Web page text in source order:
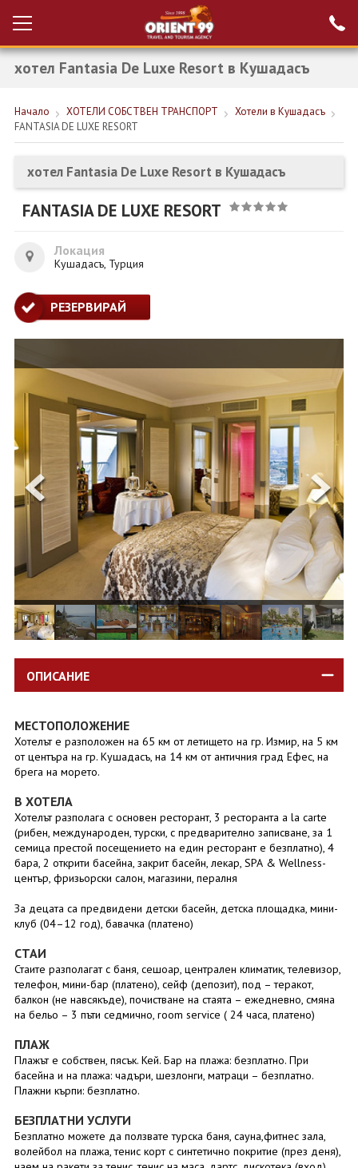
Вход за агенти
Проверка на
резервация
РАННИ ЗАПИСВАНИЯ ТУРЦИЯ
НОВА ГОДИНА ТУРЦИЯ
НОВА ГОДИНА
ПОЧИВКИ
КРУИЗИ
ЕКСКУРЗИИ
ЗА НАС
ФИРМЕНИ ДОКУМЕНТИ
0700 144 34 Запитване
ПОСЛЕДВАЙТЕ НИ
хотел Fantasia De Luxe Resort в Кушадасъ
Начало ХОТЕЛИ СОБСТВЕН ТРАНСПОРТ
Хотели в Кушадасъ
FANTASIA DE LUXE RESORT
хотел Fantasia De Luxe Resort в Кушадасъ
FANTASIA DE LUXE RESORT
Локация
Кушадасъ, Турция
РЕЗЕРВИРАЙ
ОПИСАНИЕ
МЕСТОПОЛОЖЕНИЕ
Хотелът е разположен на 65 км от летището на гр. Измир, на 5 км
от центъра на гр. Кушадасъ, на 14 км от античния град Ефес, на
брега на морето.
В ХОТЕЛА
Хотелът разполага с основен ресторант, 3 ресторанта a la carte
(рибен, международен, турски, с предварително записване, за 1
семица престой посещението на един ресторант е безплатно), 4
бара, 2 открити басейна, закрит басейн, лекар, SРА & Wellness-
център, фризьорски салон, магазини, пералня
За децата са предвидени детски басейн, детска площадка, мини-
клуб (04–12 год), бавачка (платено)
СТАИ
Стаите разполагат с баня, сешоар, централен климатик, телевизор,
телефон, мини-бар (платено), сейф (депозит), под – теракот,
балкон (не навсякъде), почистване на стаята – ежедневно, смяна
на бельо – 3 пъти седмично, room service ( 24 часа, платено)
ПЛАЖ
Плажът е собствен, пясък. Кей. Бар на плажа: безплатно. При
басейна и на плажа: чадъри, шезлонги, матраци – безплатно.
Плажни кърпи: безплатно.
БЕЗПЛАТНИ УСЛУГИ
Безплатно можете да ползвате турска баня, сауна,фитнес зала,
волейбол на плажа, тенис корт с синтетично покритие (през деня),